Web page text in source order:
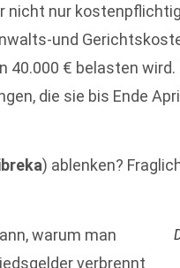
nicht nur
und
€ belasten wird.
die sie bis Ende
) ablenken?
warum man
verbrennt